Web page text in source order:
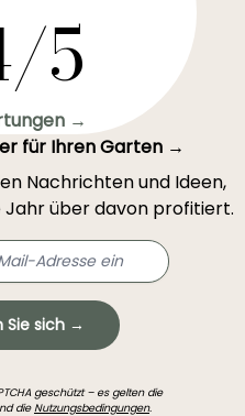
5
→
für Ihren Garten →
Nachrichten und Ideen,
über davon profitiert.
Sie sich →
geschützt – es gelten die
dieNutzungsbedingungen.